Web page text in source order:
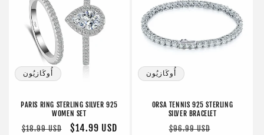
أُوكَازيُون
PARIS RING STERLING SILVER 925
WOMEN SET
سعر
$18.99 USD
سعر
$14.99 USD
أُوكَازيُون
ORSA TENNIS 925 STERLING
SILVER BRACELET
سعر
$96.99 USD